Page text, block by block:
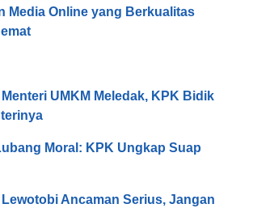
Media Online yang Berkualitas
UMKM Meledak, KPK Bidik
Moral: KPK Ungkap Suap
Ancaman Serius, Jangan